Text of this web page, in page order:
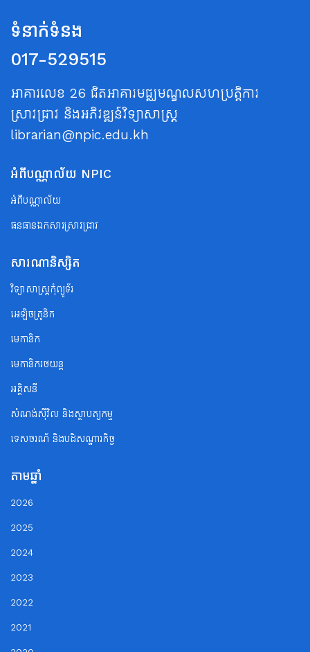
ទំនាក់ទំនង
017-529515
អាគារលេខ 26 ជិតអាគារមជ្ឈមណ្ឌលសហប្រត្តិការ
ស្រាវជ្រាវ និងអភិវឌ្ឍន៍វិទ្យាសាស្ត្រ
librarian@npic.edu.kh
អំពីបណ្ណាល័យ NPIC
អំពីបណ្ណាល័យ
ធនធានឯកសារស្រាវជ្រាវ
សារណានិស្សិត
វិទ្យាសាស្ត្រកុំព្យូទ័រ
អេឡិចត្រូនិក
មេកានិក
មេកានិករថយន្ត
អគ្គិសនី
សំណង់ស៊ីវិល និងស្ថាបត្យកម្ម
ទេសចរណ័ និងបដិសណ្ឋារកិច្ច
តាមឆ្នាំ
2026
2025
2024
2023
2022
2021